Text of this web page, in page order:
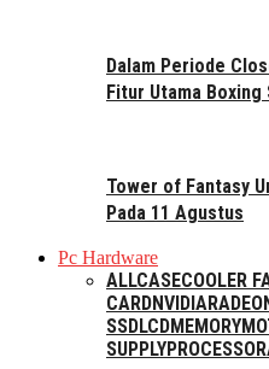
Dalam Periode
Fitur Utama Boxing
Tower of Fantasy
Pada 11 Agustus
Pc Hardware
ALLCASECOOLER
CARDNVIDIA
SSDLCDMEMORY
SUPPLYPROCESSOR